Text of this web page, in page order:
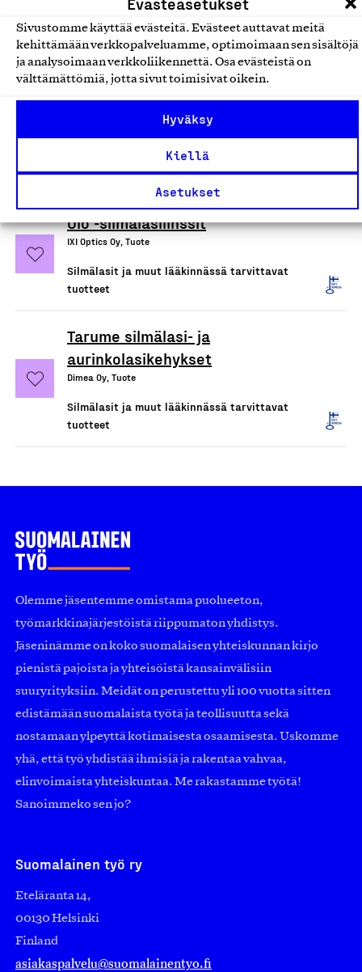
Sivustomme käyttää evästeitä. Evästeet auttavat meitä
kehittämään verkkopalveluamme, optimoimaan sen sisältöjä
ja analysoimaan verkkoliikennettä. Osa evästeistä on
välttämättömiä, jotta sivut toimisivat oikein.
Hyväksy
Kiellä
Asetukset
Silmälasit ja muut lääkinnässä tarvittavat
tuotteet
Silmälasit ja muut lääkinnässä tarvittavat
tuotteet
Olo -silmälasilinssit
IXI Optics Oy, Tuote
Silmälasit ja muut lääkinnässä tarvittavat
tuotteet
Tarume silmälasi- ja
aurinkolasikehykset
Dimea Oy, Tuote
Silmälasit ja muut lääkinnässä tarvittavat
tuotteet
Olemme jäsentemme omistama puolueeton,
työmarkkinajärjestöistä riippumaton yhdistys.
Jäseninämme on koko suomalaisen yhteiskunnan kirjo
pienistä pajoista ja yhteisöistä kansainvälisiin
suuryrityksiin. Meidät on perustettu yli 100 vuotta sitten
edistämään suomalaista työtä ja teollisuutta sekä
nostamaan ylpeyttä kotimaisesta osaamisesta. Uskomme
yhä, että työ yhdistää ihmisiä ja rakentaa vahvaa,
elinvoimaista yhteiskuntaa. Me rakastamme työtä!
Sanoimmeko sen jo?
Suomalainen työ ry
Eteläranta 14,
00130 Helsinki
Finland
asiakaspalvelu@suomalainentyo.fi